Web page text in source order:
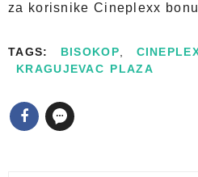
za korisnike Cineplexx
TAGS: BISOKOP
KRAGUJEVAC PLAZA